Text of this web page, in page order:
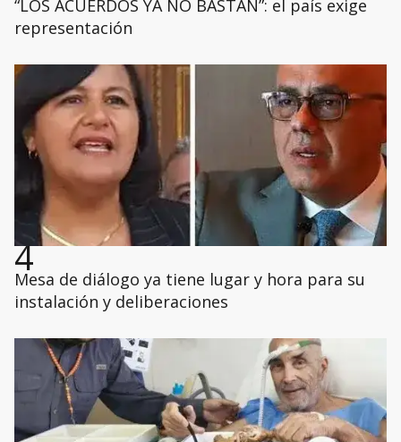
“LOS ACUERDOS YA NO BASTAN”: el país exige
representación
4
Mesa de diálogo ya tiene lugar y hora para su
instalación y deliberaciones